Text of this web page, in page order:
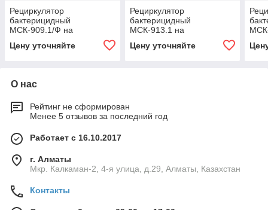
Рециркулятор
бактерицидный
МСК-909.1/Ф на
передвижной платформе,
в комплекте с фильтром и
Цену уточняйте
Рециркулятор
бактерицидный
МСК-913.1 на
передвижной платформе,
c лампами: 3 шт. по 15 Вт,
Цену уточняйте
в
О нас
Рейтинг не сформирован
Менее 5 отзывов за последний год
Работает с 16.10.2017
г. Алматы
Мкр. Калкаман-2, 4-я улица, д.29, Алматы, Казахстан
Контакты